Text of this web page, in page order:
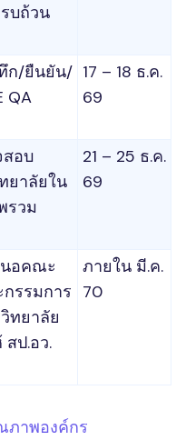
บถ้วน
ก/ยืนยัน/
QA
17 – 18 ธ.ค.
69
อบ
ยาลัยใน
รวม
21 – 25 ธ.ค.
69
นอคณะ
รรมการ
ทยาลัย
ป.อว.
ภายใน มี.ค.
70
ภาพองค์กร